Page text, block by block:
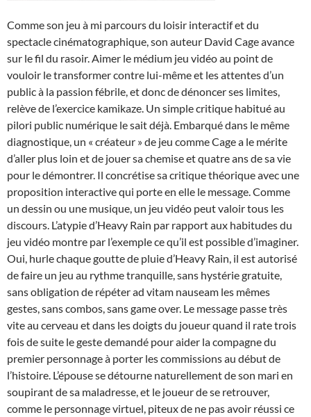
Comme son jeu à mi parcours du loisir interactif et du
spectacle cinématographique, son auteur David Cage avance
sur le fil du rasoir. Aimer le médium jeu vidéo au point de
vouloir le transformer contre lui-même et les attentes d’un
public à la passion fébrile, et donc de dénoncer ses limites,
relève de l’exercice kamikaze. Un simple critique habitué au
pilori public numérique le sait déjà. Embarqué dans le même
diagnostique, un « créateur » de jeu comme Cage a le mérite
d’aller plus loin et de jouer sa chemise et quatre ans de sa vie
pour le démontrer. Il concrétise sa critique théorique avec une
proposition interactive qui porte en elle le message. Comme
un dessin ou une musique, un jeu vidéo peut valoir tous les
discours. L’atypie d’Heavy Rain par rapport aux habitudes du
jeu vidéo montre par l’exemple ce qu’il est possible d’imaginer.
Oui, hurle chaque goutte de pluie d’Heavy Rain, il est autorisé
de faire un jeu au rythme tranquille, sans hystérie gratuite,
sans obligation de répéter ad vitam nauseam les mêmes
gestes, sans combos, sans game over. Le message passe très
vite au cerveau et dans les doigts du joueur quand il rate trois
fois de suite le geste demandé pour aider la compagne du
premier personnage à porter les commissions au début de
l’histoire. L’épouse se détourne naturellement de son mari en
soupirant de sa maladresse, et le joueur de se retrouver,
comme le personnage virtuel, piteux de ne pas avoir réussi ce